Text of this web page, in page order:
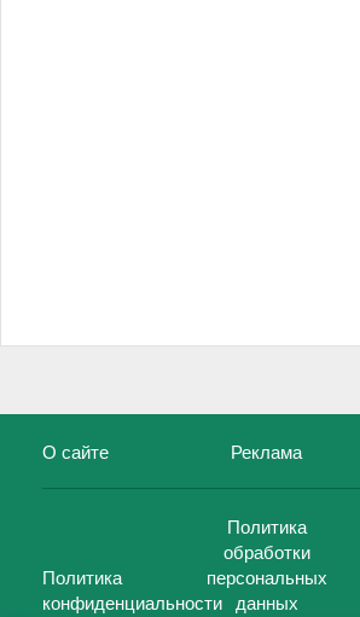
О сайте Реклама
Политика
конфиденциальности
Политика
обработки
персональных
данных